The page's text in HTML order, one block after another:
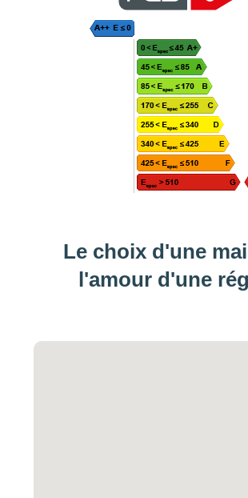
Le choix d'une
l'amour d'une